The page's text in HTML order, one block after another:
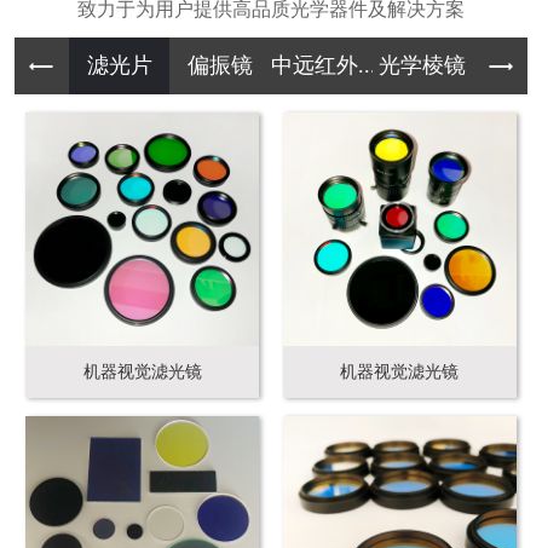
滤光片 偏振镜 中远红外... 光学棱镜 其它
机器视觉滤光镜 机器视觉滤光镜